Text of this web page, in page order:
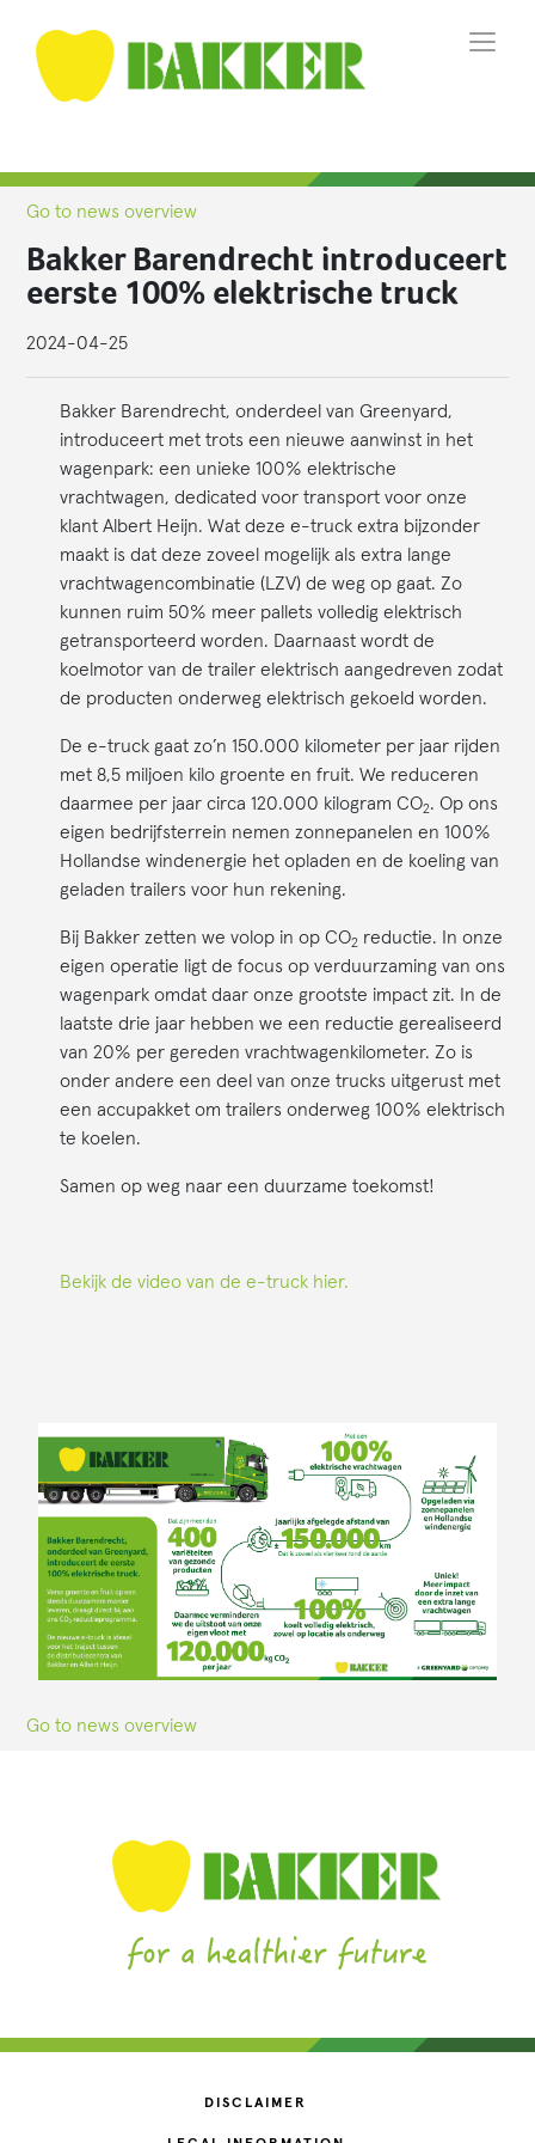
Go to news overview
Bakker Barendrecht introduceert
eerste 100% elektrische truck
2024-04-25
Bakker Barendrecht, onderdeel van Greenyard,
introduceert met trots een nieuwe aanwinst in het
wagenpark: een unieke 100% elektrische
vrachtwagen, dedicated voor transport voor onze
klant Albert Heijn. Wat deze e-truck extra bijzonder
maakt is dat deze zoveel mogelijk als extra lange
vrachtwagencombinatie (LZV) de weg op gaat. Zo
kunnen ruim 50% meer pallets volledig elektrisch
getransporteerd worden. Daarnaast wordt de
koelmotor van de trailer elektrisch aangedreven zodat
de producten onderweg elektrisch gekoeld worden.
De e-truck gaat zo’n 150.000 kilometer per jaar rijden
met 8,5 miljoen kilo groente en fruit. We reduceren
daarmee per jaar circa 120.000 kilogram CO2. Op ons
eigen bedrijfsterrein nemen zonnepanelen en 100%
Hollandse windenergie het opladen en de koeling van
geladen trailers voor hun rekening.
Bij Bakker zetten we volop in op CO2 reductie. In onze
eigen operatie ligt de focus op verduurzaming van ons
wagenpark omdat daar onze grootste impact zit. In de
laatste drie jaar hebben we een reductie gerealiseerd
van 20% per gereden vrachtwagenkilometer. Zo is
onder andere een deel van onze trucks uitgerust met
een accupakket om trailers onderweg 100% elektrisch
te koelen.
Samen op weg naar een duurzame toekomst!
Bekijk de video van de e-truck hier.
Go to news overview
DISCLAIMER